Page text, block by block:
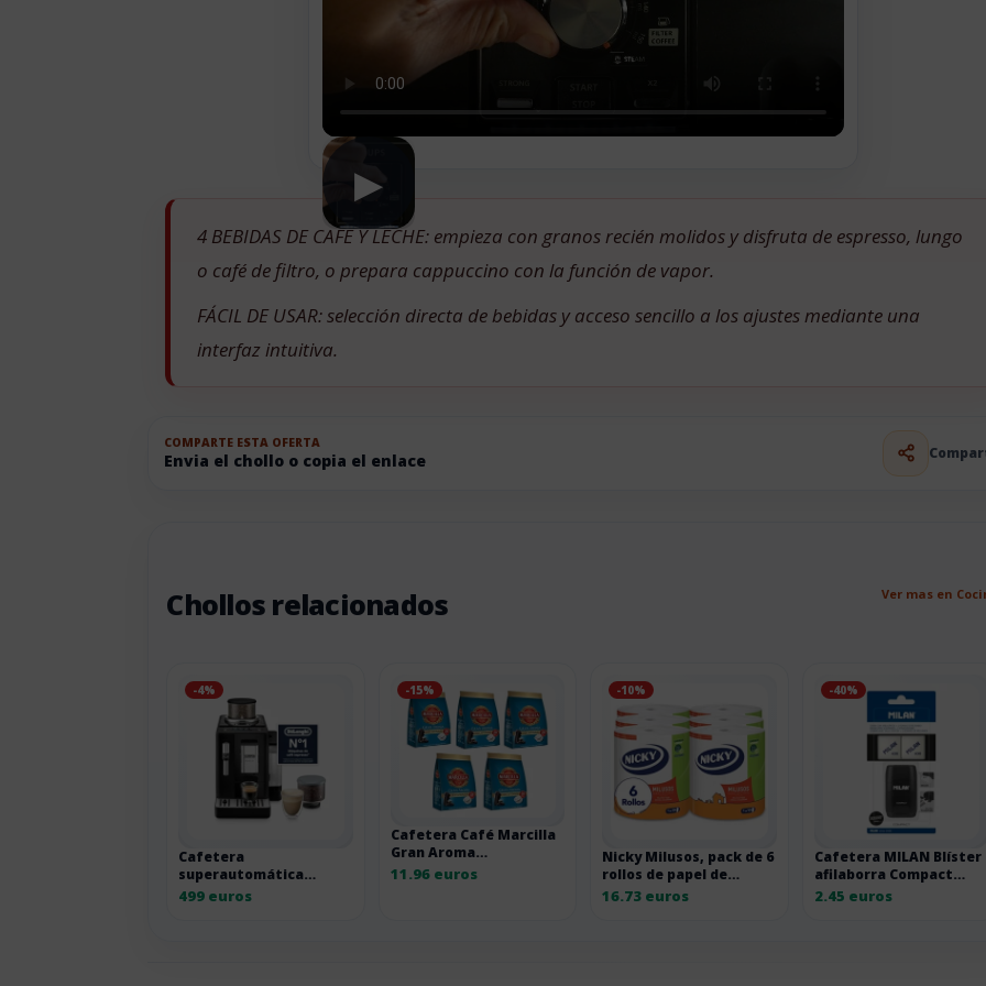
▶
4 BEBIDAS DE CAFÉ Y LECHE: empieza con granos recién molidos y disfruta de espresso, lungo
o café de filtro, o prepara cappuccino con la función de vapor.
FÁCIL DE USAR: selección directa de bebidas y acceso sencillo a los ajustes mediante una
interfaz intuitiva.
COMPARTE ESTA OFERTA
Envia el chollo o copia el enlace
Chollos relacionados Ver mas en
-4%
Cafetera
superautomática
De’Longhi Rivelia
499 euros
-15%
Cafetera Café Marcilla
Gran Aroma
Descafeinado, pack de 5
11.96 euros
-10%
Nicky Milusos, pack de 6
rollos de papel de
cocina de 2 capas
16.73 euros
-40%
Cafetera MILAN Blíster
afilaborra Compact
Shadow con 2 gomas de
2.45 euros